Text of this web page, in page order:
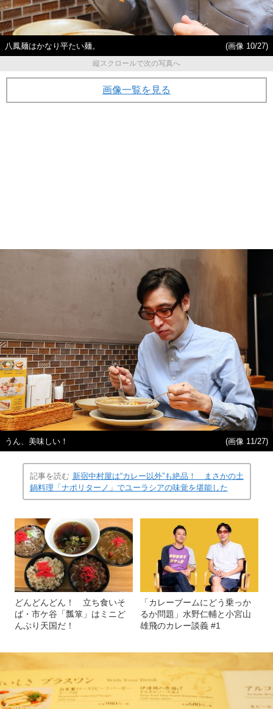
八鳳麺はかなり平たい麺。
(画像 10/27)
縦スクロールで次の写真へ
画像一覧を見る
うん、美味しい！ (画像 11/27)
記事を読む 新宿中村屋は“カレー以外”も絶品！ まさかの土
鍋料理「ナポリターノ」でユーラシアの味覚を堪能した
どんどんどん！ 立ち食いそ
ば・市ケ谷「瓢箪」はミニど
んぶり天国だ！
「カレーブームにどう乗っか
るか問題」水野仁輔と小宮山
雄飛のカレー談義 #1